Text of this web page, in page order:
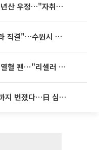
'나혼산' 류혜영, 고경표와 16년산 우정…"자취방서 부모님과 마주쳐"
이재준 시장 "정전, 시민안전과 직결"…수원시 비상대응체계 가동
'차쥐뿔' 이준영, 포켓몬 카드 열혈 팬⋯"리셀러 처단할 것"
축구협회 '성 접대 의혹' 일본까지 번졌다…日 심판 실명 공개